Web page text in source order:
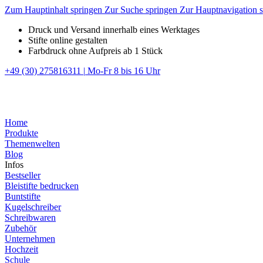
Zum Hauptinhalt springen Zur Suche springen Zur Hauptnavigation
Druck und Versand innerhalb eines Werktages
Stifte online gestalten
Farbdruck ohne Aufpreis ab 1 Stück
+49 (30) 275816311 | Mo-Fr 8 bis 16 Uhr
Home
Produkte
Themenwelten
Blog
Infos
Bestseller
Bleistifte bedrucken
Buntstifte
Kugelschreiber
Schreibwaren
Zubehör
Unternehmen
Hochzeit
Schule